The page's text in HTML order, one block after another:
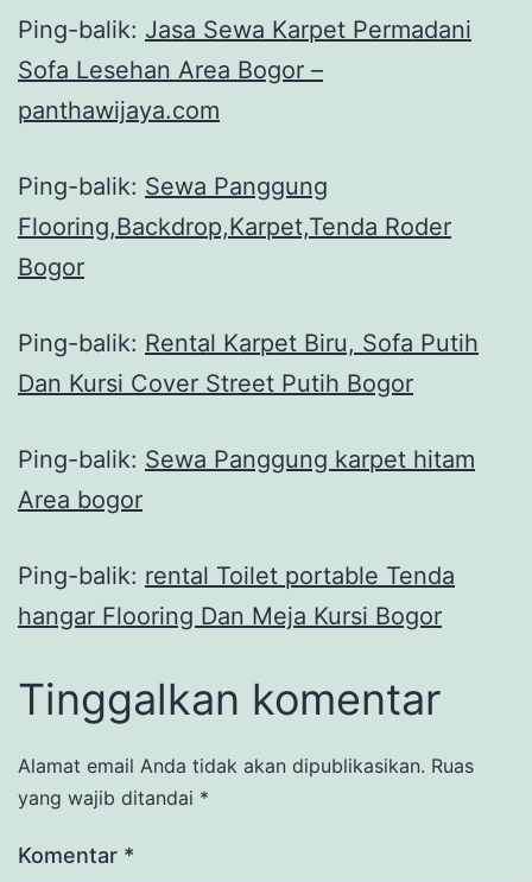
Ping-balik: Jasa Sewa Karpet Permadani
Sofa Lesehan Area Bogor –
panthawijaya.com
Ping-balik: Sewa Panggung
Flooring,Backdrop,Karpet,Tenda Roder
Bogor
Ping-balik: Rental Karpet Biru, Sofa Putih
Dan Kursi Cover Street Putih Bogor
Ping-balik: Sewa Panggung karpet hitam
Area bogor
Ping-balik: rental Toilet portable Tenda
hangar Flooring Dan Meja Kursi Bogor
Tinggalkan komentar
Alamat email Anda tidak akan dipublikasikan. Ruas
yang wajib ditandai *
Komentar *